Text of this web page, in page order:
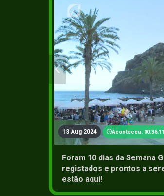
13 Aug 2024 Aconteceu: 00:36:11
Foram 10 dias da Semana
registados e prontos a
estão aqui!